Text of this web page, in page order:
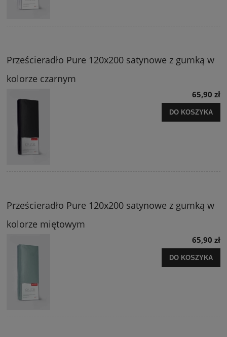
Prześcieradło Pure 120x200 satynowe z gumką w
kolorze czarnym
65,90 zł
DO KOSZYKA
Prześcieradło Pure 120x200 satynowe z gumką w
kolorze miętowym
65,90 zł
DO KOSZYKA